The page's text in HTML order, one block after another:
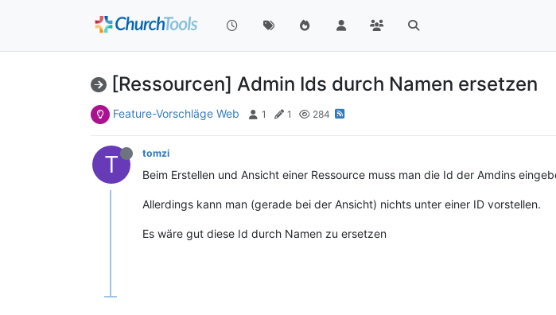
[Ressourcen] Admin Ids durch Namen ersetzen
Feature-Vorschläge Web 1 1 284
T tomzi
Beim Erstellen und Ansicht einer Ressource muss man die Id der Amdins
Allerdings kann man (gerade bei der Ansicht) nichts unter einer ID vorstellen.
Es wäre gut diese Id durch Namen zu ersetzen